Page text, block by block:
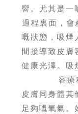
響。尤其是一
過程裏面，
嘅狀態，吸煙
間接導致皮膚
健康光澤。吸
容
皮膚同身體其
足夠嘅氧氣。